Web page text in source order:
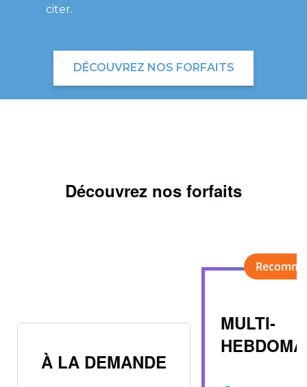
citer.
DÉCOUVREZ NOS FORFAITS
Découvrez nos forfaits
MULTI-
À LA DEMANDE